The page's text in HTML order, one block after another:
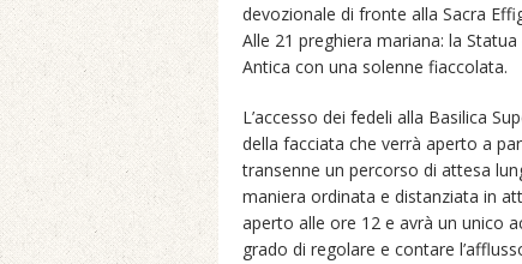
devozionale di fronte alla Sacra
Alle 21 preghiera mariana: la
Antica con una solenne fiaccolata.
L’accesso dei fedeli alla Basilica
della facciata che verrà aperto a
transenne un percorso di attesa
maniera ordinata e distanziata in
aperto alle ore 12 e avrà un unico
grado di regolare e contare